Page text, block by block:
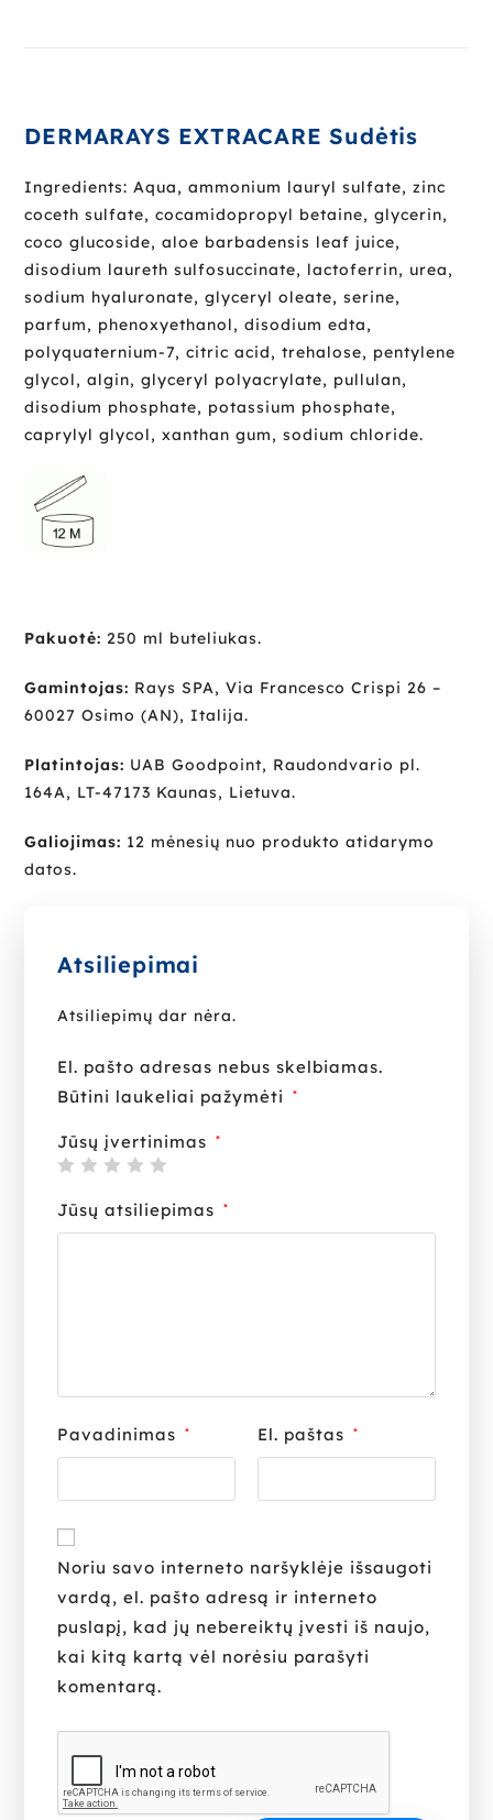
DERMARAYS EXTRACARESudėtis
Ingredients: Aqua, ammonium lauryl sulfate, zinc
coceth sulfate, cocamidopropyl betaine, glycerin,
coco glucoside, aloe barbadensis leaf juice,
disodium laureth sulfosuccinate, lactoferrin, urea,
sodium hyaluronate, glyceryl oleate, serine,
parfum, phenoxyethanol, disodium edta,
polyquaternium-7, citric acid, trehalose, pentylene
glycol, algin, glyceryl polyacrylate, pullulan,
disodium phosphate, potassium phosphate,
caprylyl glycol, xanthan gum, sodium chloride.
Pakuotė: 250 ml buteliukas.
Gamintojas: Rays SPA, Via Francesco Crispi 26 –
60027 Osimo (AN), Italija.
Platintojas: UAB Goodpoint, Raudondvario pl.
164A, LT-47173 Kaunas, Lietuva.
Galiojimas: 12 mėnesių nuo produkto atidarymo
datos.
Atsiliepimai
Atsiliepimų dar nėra.
El. pašto adresas nebus skelbiamas.
Būtini laukeliai pažymėti
*
Jūsų įvertinimas *
Jūsų atsiliepimas *
Pavadinimas * El. paštas *
Noriu savo interneto naršyklėje išsaugoti
vardą, el. pašto adresą ir interneto
puslapį, kad jų nebereiktų įvesti iš naujo,
kai kitą kartą vėl norėsiu parašyti
komentarą.